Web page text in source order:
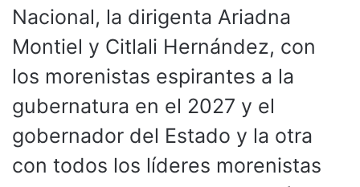
Nacional, la dirigenta Ariadna
Montiel y Citlali Hernández, con
los morenistas espirantes a la
gubernatura en el 2027 y el
gobernador del Estado y la otra
con todos los líderes morenistas